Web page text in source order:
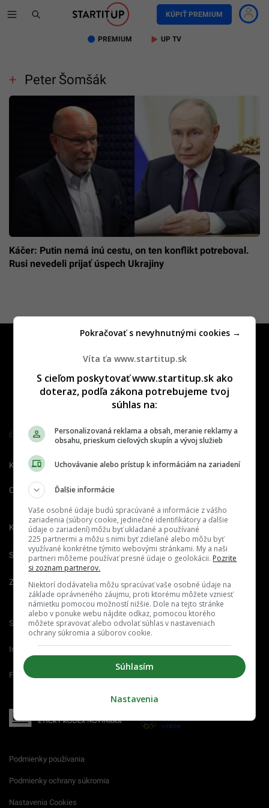
KÚPIŤ PREMIUM
PREMIUM UP TV
Peter Šomšák
Káčer: Putin nemá inú cestu, on ten konflikt potreboval.
Rusi nevedeli prijať úspech Ukrajiny
Člen združenia IAB Slovakia
Kontakt Inzercia Cenník
O nás Redakcia
Kariéra
Spravovať notifikácie
Zrušiť predplatné
Startitup.sk Fontech.sk Odzadu.sk
Interez.sk Emefka.sk Receptik.sk
Femm.sk
Podmienky používania
Podmienky ochrany súkromia
Nastavenia Cookies
Víta ťa www.startitup.sk
S cieľom poskytovať www.startitup.sk ako
doteraz, podľa zákona potrebujeme tvoj
súhlas na:
Personalizovaná reklama a obsah, meranie reklamy a
obsahu, prieskum cieľových skupín a vývoj služieb
Uchovávanie alebo prístup k informáciám na zariadení
Ďalšie informácie
Vaše osobné údaje budú spracúvané a informácie z vášho
zariadenia (súbory cookie, jedinečné identifikátory a ďalšie
údaje o zariadení) môžu byť ukladané a používané
225 partnermi a môžu s nimi byť zdieľané alebo môžu byť
využívané konkrétne týmito webovými stránkami. My a naši
partneri môžeme používať presné údaje o geolokácii. Pozrite
si zoznam partnerov.
Niektorí dodávatelia môžu spracúvať vaše osobné údaje na
základe oprávneného záujmu, proti ktorému môžete vzniesť
námietku pomocou možností nižšie. Dole na tejto stránke
alebo v ponuke webu nájdite odkaz, pomocou ktorého
môžete spravovať alebo odvolať súhlas v nastaveniach
ochrany súkromia a súborov cookie.
Súhlasím
Pokračovať s nevyhnutnými cookies →
Nastavenia